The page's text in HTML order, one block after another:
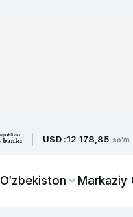
USD :12 178,85 so'm
O‘zbekiston Markaziy